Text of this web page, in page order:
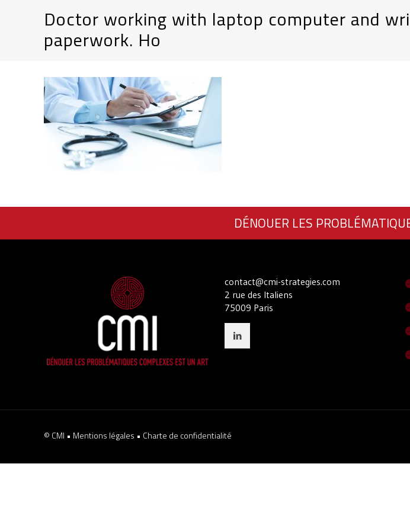
Doctor working with laptop computer and
paperwork. Ho
DÉNOUER LES
contact@cmi-strategies.com
2 rue des Italiens
75009 Paris
© CMI • Mentions légales • Charte de confidentialité